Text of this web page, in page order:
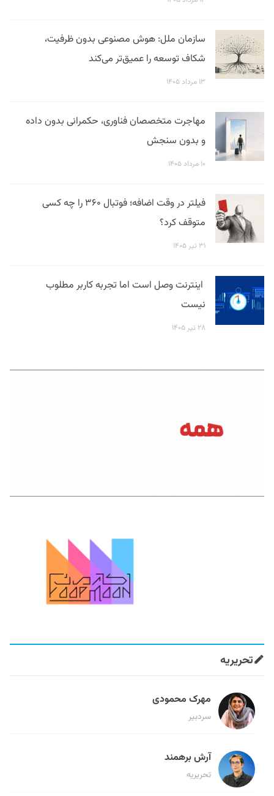
سازمان ملل: هوش مصنوعی بدون ظرفیت،
شکاف توسعه را عمیق‌تر می‌کند
۱۳ مرداد ۱۴۰۵
مهاجرت متخصصان فناوری، حکمرانی بدون داده
و بدون سنجش
۱۰ مرداد ۱۴۰۵
فیلتر در وقت اضافه؛ فوتبال ۳۶۰ را چه کسی
متوقف کرد؟
۳۱ تیر ۱۴۰۵
اینترنت وصل است اما تجربه کاربر مطلوب
نیست
۲۸ تیر ۱۴۰۵
تحریریه
مهرک محمودی
سردبیر
آرش برهمند
تحریریه